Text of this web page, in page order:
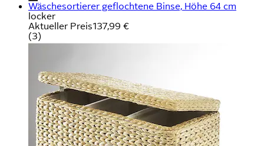
Wäschesortierer geflochtene Binse, Höhe 64 cm
locker
Aktueller Preis137,99 €
(3)